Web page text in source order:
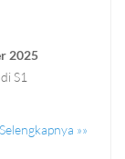
2025
S1
Selengkapnya »»